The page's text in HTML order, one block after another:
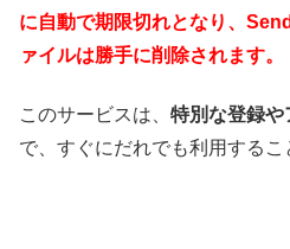
に自動で期限切れとなり、
ァイルは勝手に削除されます。
このサービスは、 特別な登録や
で、すぐにだれでも利用するこ